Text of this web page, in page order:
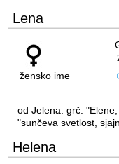
Lena
žensko ime
od Jelena. grč.
"sunčeva svetlost,
Helena